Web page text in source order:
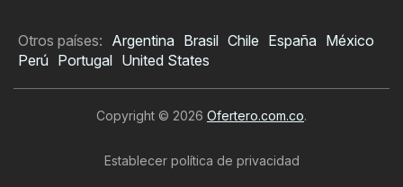
Otros países: Argentina Brasil Chile España México
Perú Portugal United States
Copyright © 2026 Ofertero.com.co.
Establecer política de privacidad